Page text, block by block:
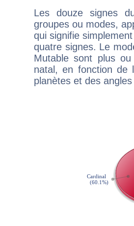
Les douze signes
groupes ou modes,
qui signifie
quatre signes. Le
Mutable sont plus
natal, en fonction de
planètes et des